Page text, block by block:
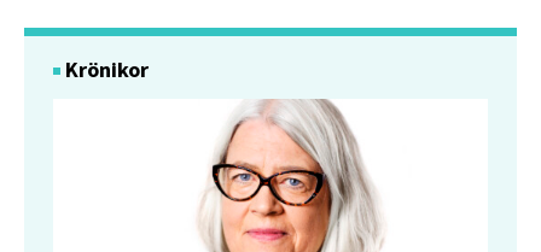
Krönikor